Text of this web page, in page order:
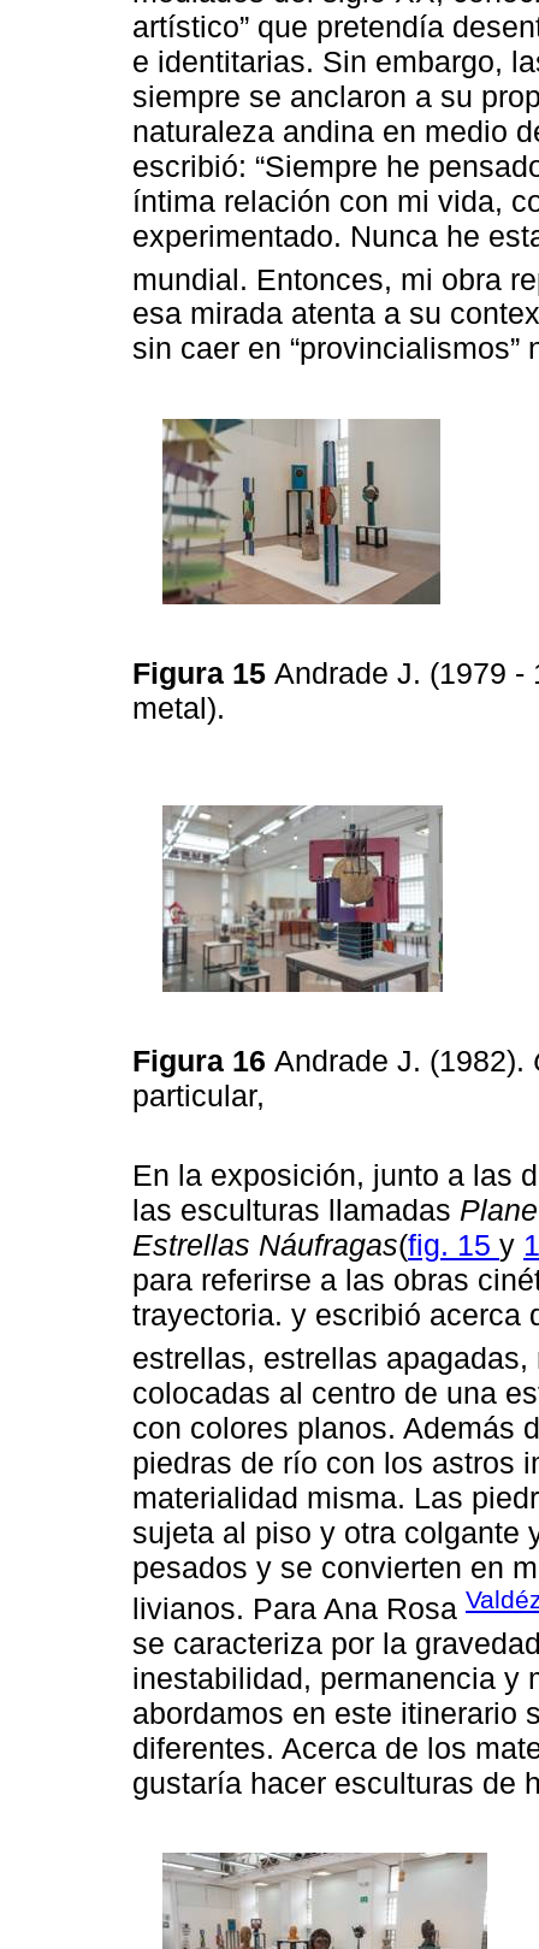
artístico” que pretendía
e identitarias. Sin embargo,
siempre se anclaron a su
naturaleza andina en medio
escribió: “Siempre he
íntima relación con mi vida,
experimentado. Nunca he
mundial. Entonces, mi obra
esa mirada atenta a su
sin caer en “provincialismos”
Figura 15 Andrade J. (1979 -
metal).
Figura 16 Andrade J. (1982).
particular,
En la exposición, junto a las
las esculturas llamadas
Estrellas Náufragas(fig. 15 y
para referirse a las obras
trayectoria. y escribió acerca
estrellas, estrellas apagadas,
colocadas al centro de una
con colores planos. Además
piedras de río con los astros
materialidad misma. Las
sujeta al piso y otra colgante
pesados y se convierten en
livianos. Para Ana Rosa
se caracteriza por la
inestabilidad, permanencia y
abordamos en este itinerario
diferentes. Acerca de los
gustaría hacer esculturas de